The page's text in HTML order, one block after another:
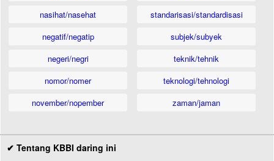
nasihat/nasehat
negatif/negatip
negeri/negri
nomor/nomer
november/nopember
standarisasi/standardisasi
subjek/subyek
teknik/tehnik
teknologi/tehnologi
zaman/jaman
✔ Tentang KBBI daring ini